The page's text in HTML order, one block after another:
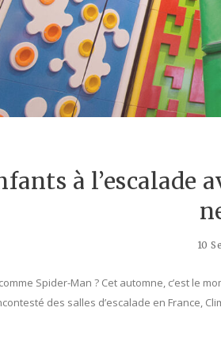
à l’escalade
10
Spider-Man ? Cet automne, c’est
des salles d’escalade en France,